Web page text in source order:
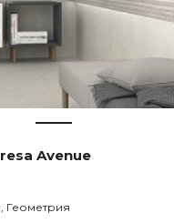
Avenue
Геометрия